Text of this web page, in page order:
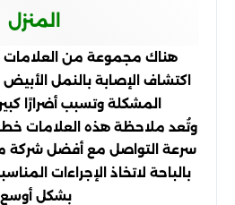
المنزل
هناك مجموعة من العلامات
اكتشاف الإصابة بالنمل
المشكلة وتسبب أضرارًا
وتُعد ملاحظة هذه العلامات
سرعة التواصل مع أفضل شركة
بالباحة لاتخاذ الإجراءات
بشكل